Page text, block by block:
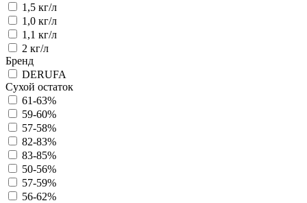
1,5 кг/л
1,0 кг/л
1,1 кг/л
2 кг/л
Бренд
DERUFA
Сухой остаток
61-63%
59-60%
57-58%
82-83%
83-85%
50-56%
57-59%
56-62%